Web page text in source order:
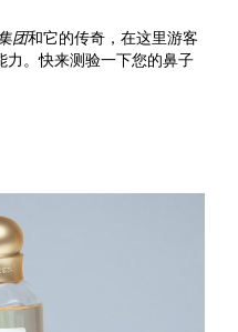
团和它的传奇，在这里游客
力。快来测验一下您的鼻子